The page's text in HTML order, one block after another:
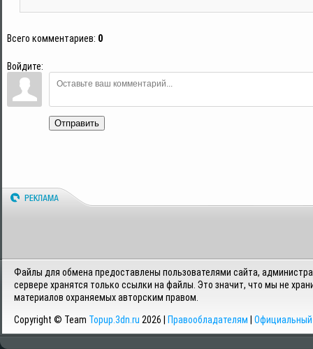
Всего комментариев: 0
Войдите:
Отправить
Файлы для обмена предоставлены пользователями сайта,
сервере хранятся только ссылки на файлы. Это значит, что мы не
материалов охраняемых авторским правом.
Copyright © Team Topup.3dn.ru 2026 | Правообладателям Официальный